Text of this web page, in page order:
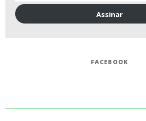
Assinar
FACEBOOK